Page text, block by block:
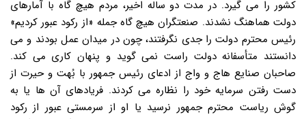
کشور را می گیرد. در مدت دو ساله اخیر، مردم هیچ گاه با آمارهای
دولت هماهنگ نشدند. صنعتگران هیچ گاه جمله «از رکود عبور کردیم»
رئیس محترم دولت را جدی نگرفتند، چون در میدان عمل بودند و می
دانستند متأسفانه دولت راست نمی گوید و پنهان کاری می کند.
صاحبان صنایع هاج و واج از ادعای رئیس جمهور با بُهت و حیرت از
دست رفتن سرمایه خود را نظاره می کردند. فریادهای آن ها یا به
گوش ریاست محترم جمهور نرسید یا او از سرمستی عبور از رکود